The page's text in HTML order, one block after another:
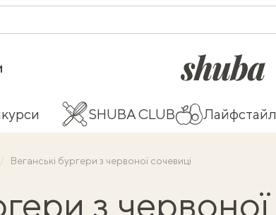
shuba.life
SHUBA CLUB Лайфстайл
Веганські бургери з червоної сочевиці
з червоної